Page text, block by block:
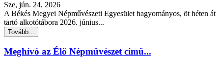
Sze, jún. 24, 2026
A Békés Megyei Népművészeti Egyesület hagyományos, öt héten át
tartó alkotótábora 2026. június...
Tovább...
Meghívó az Élő Népművészet című...